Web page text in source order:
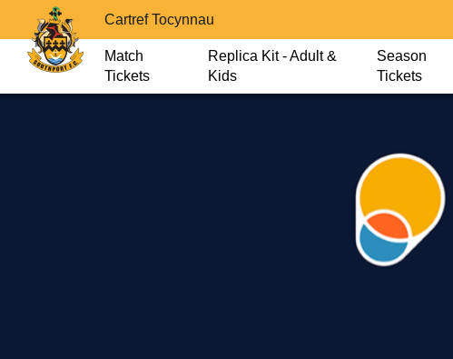
Cartref Tocynnau
Match
Tickets
Replica Kit - Adult &
Kids
Season
Tickets